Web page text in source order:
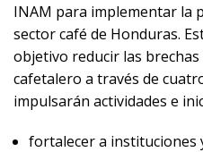
INAM para implementar la
sector café de Honduras.
objetivo reducir las
cafetalero a través de
impulsarán actividades e
fortalecer a instituciones